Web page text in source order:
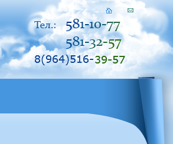
ОСОБЕННОМУ ГОРОДУ -